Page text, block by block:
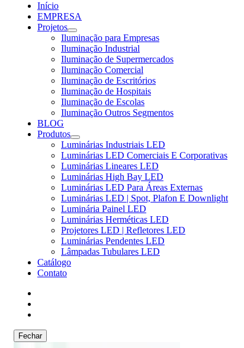
Início
EMPRESA
Projetos
Iluminação para Empresas
Iluminação Industrial
Iluminação de Supermercados
Iluminação Comercial
Iluminação de Escritórios
Iluminação de Hospitais
Iluminação de Escolas
Iluminação Outros Segmentos
BLOG
Produtos
Luminárias Industriais LED
Luminárias LED Comerciais E Corporativas
Luminárias Lineares LED
Luminárias High Bay LED
Luminárias LED Para Áreas Externas
Luminárias LED | Spot, Plafon E Downlight
Luminária Painel LED
Luminárias Herméticas LED
Projetores LED | Refletores LED
Luminárias Pendentes LED
Lâmpadas Tubulares LED
Catálogo
Contato
Fechar